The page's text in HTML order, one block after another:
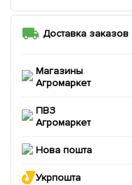
Доставка заказов
Магазины
Агромаркет
ПВЗ
Агромаркет
Нова пошта
Укрпошта